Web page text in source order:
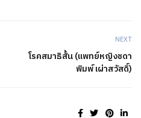
NEXT
โรคสมาธิสั้น (แพทย์หญิงชดา
พิมพ์ เผ่าสวัสดิ์)